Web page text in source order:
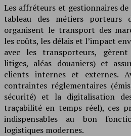
Les affréteurs et gestionnaires
tableau des métiers
organisent le transport des
les coûts, les délais et l’impact
avec les transporteurs,
litiges, aléas douaniers) et
clients internes et externes.
contraintes réglementaires
sécurité) et la digitalisation
traçabilité en temps réel), ces
indispensables au bon
logistiques modernes.